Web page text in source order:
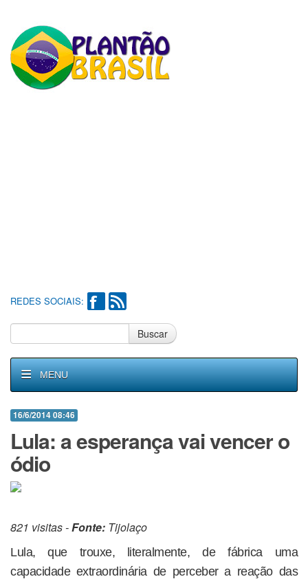
REDES SOCIAIS:
Buscar
MENU
16/6/2014 08:46
Lula: a esperança vai vencer o
ódio
821 visitas -Fonte: Tijolaço
Lula, que trouxe, literalmente, de fábrica uma
capacidade extraordinária de perceber a reação das